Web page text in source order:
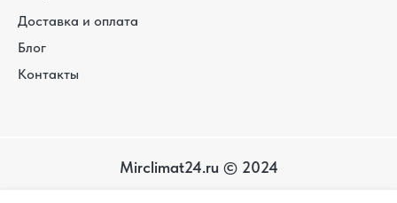
Доставка и оплата
Блог
Контакты
Mirclimat24.ru © 2024